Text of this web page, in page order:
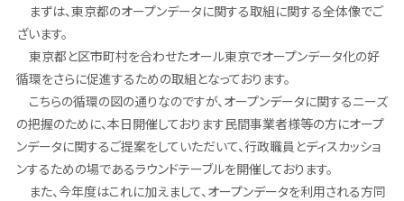
まずは、東京都のオープンデータに関する取組に関する全体像でご
ざいます。
東京都と区市町村を合わせたオール東京でオープンデータ化の好
循環をさらに促進するための取組となっております。
こちらの循環の図の通りなのですが、オープンデータに関するニーズ
の把握のために、本日開催しております民間事業者様等の方にオープ
ンデータに関するご提案をしていただいて、行政職員とディスカッショ
ンするための場であるラウンドテーブルを開催しております。
また、今年度はこれに加えまして、オープンデータを利用される方同